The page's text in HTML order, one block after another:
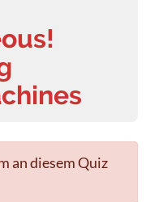
an diesem Quiz